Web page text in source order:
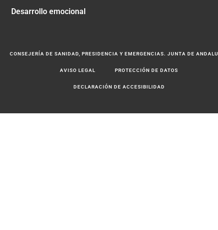
Desarrollo emocional
CONSEJERÍA DE SANIDAD, PRESIDENCIA Y EMERGENCIAS. JUNTA DE
AVISO LEGAL PROTECCIÓN DE DATOS
DECLARACIÓN DE ACCESIBILIDAD